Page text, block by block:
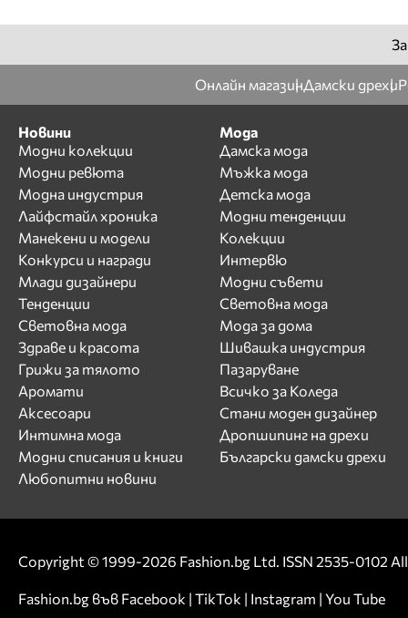
Онлайн магазинДамски дрехи
Новини
Модни колекции
Модни ревюта
Модна индустрия
Лайфстайл хроника
Манекени и модели
Конкурси и награди
Млади дизайнери
Тенденции
Световна мода
Здраве и красота
Грижи за тялото
Аромати
Аксесоари
Интимна мода
Модни списания и книги
Любопитни новини
Мода
Дамска мода
Мъжка мода
Детска мода
Модни тенденции
Колекции
Интервю
Модни съвети
Световна мода
Мода за дома
Шивашка индустрия
Пазаруване
Всичко за Коледа
Стани моден дизайнер
Дропшипинг на дрехи
Български дамски дрехи
Copyright © 1999-2026 Fashion.bg Ltd. ISSN 2535-0102
Fashion.bg във Facebook | TikTok | Instagram | You Tube